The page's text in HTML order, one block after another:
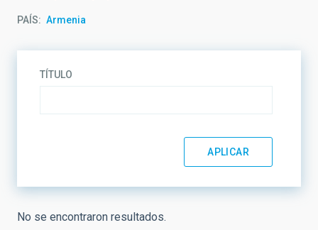
PAÍS Armenia
TÍTULO
No se encontraron resultados.